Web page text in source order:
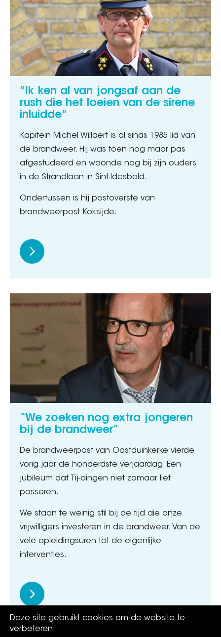
"Ik ken al van jongsaf aan de
rush die het loeien van de sirene
inluidde"
Kapitein Michel Willaert is al sinds 1985 lid van
de brandweer. Hij was toen nog maar pas
afgestudeerd en woonde nog bij zijn ouders
in de Strandlaan in Sint-Idesbald.
Ondertussen is hij postoverste van
brandweerpost Koksijde.
“We zoeken nog extra jongeren
bij de brandweer”
De brandweerpost van Oostduinkerke vierde
vorig jaar de honderdste verjaardag. Een
jubileum dat Tij-dingen niet zomaar liet
passeren.
We staan te weinig stil bij de tijd die onze
vrijwilligers investeren in de brandweer. Van de
vele opleidingsuren tot de eigenlijke
interventies.
Deze site gebruikt cookies om de website te
verbeteren.